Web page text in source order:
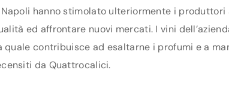
hanno stimolato ulteriormente i
ed affrontare nuovi mercati. I vini
quale contribuisce ad esaltarne i profumi e a
da Quattrocalici.